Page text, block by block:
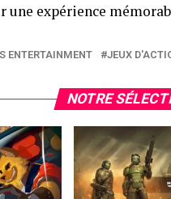
une expérience
ENTERTAINMENT JEUX
NOTRE